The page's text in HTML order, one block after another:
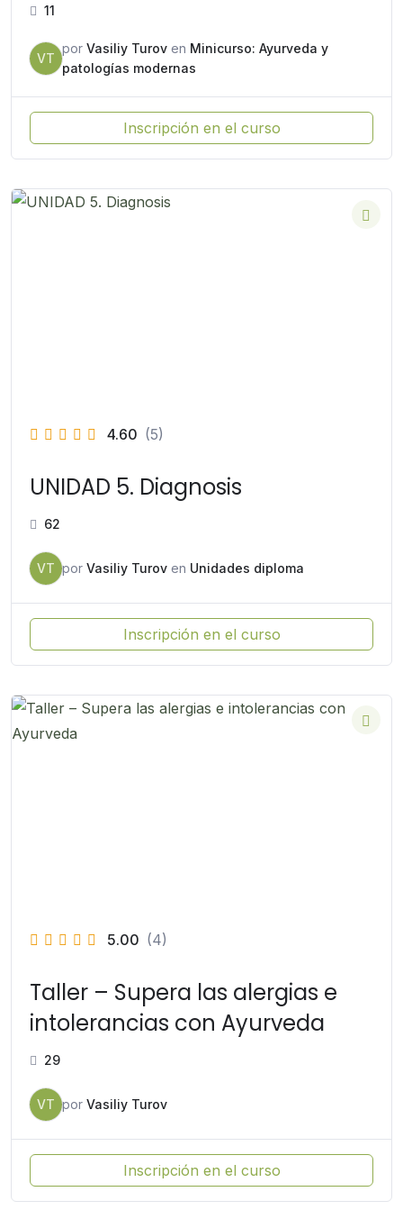
11
VT
por Vasiliy Turov en Minicurso: Ayurveda y
patologías modernas
Inscripción en el curso
4.60 (5)
UNIDAD 5. Diagnosis
62
VT por Vasiliy Turov en Unidades diploma
Inscripción en el curso
5.00 (4)
Taller – Supera las alergias e
intolerancias con Ayurveda
29
VT por Vasiliy Turov
Inscripción en el curso